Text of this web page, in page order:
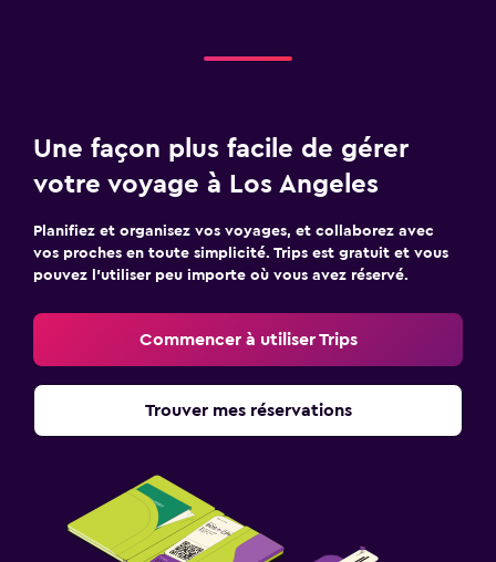
Une façon plus facile de gérer
votre voyage à Los Angeles
Planifiez et organisez vos voyages, et collaborez avec
vos proches en toute simplicité. Trips est gratuit et vous
pouvez l’utiliser peu importe où vous avez réservé.
Commencer à utiliser Trips
Trouver mes réservations